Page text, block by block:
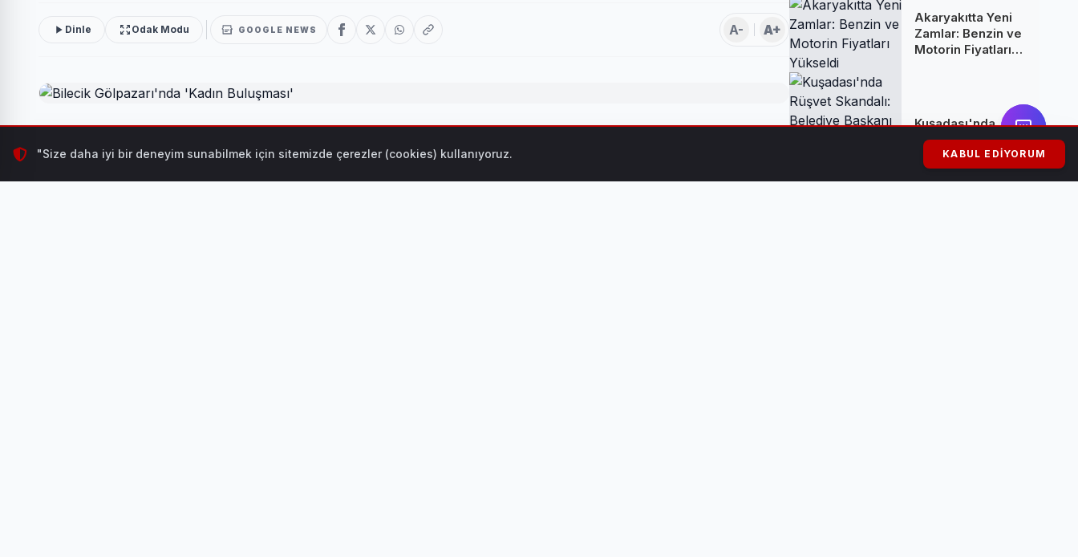
Dinle Odak Modu GOOGLE NEWS A- A+
AK Parti Genel Merkez Kadın Kolları Başkanı Tuğba Işık Ercan, Bilecik’in Pazaryeri ilçesinde çömlek çarkının başına geçerek,
Akaryakıtta Yeni
Zamlar: Benzin ve
Motorin Fiyatları
Kuşadası'nda
Rüşvet Skandalı:
Belediye Başkanı
Ömer Günel
"Size daha iyi bir deneyim sunabilmek için sitemizde çerezler (cookies) kullanıyoruz. KABUL EDIYORUM